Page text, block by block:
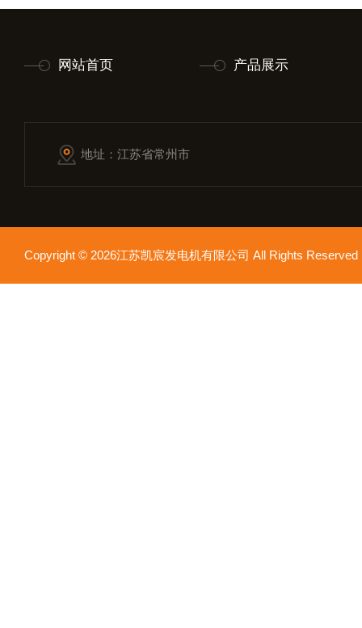
网站首页 产品展示
地址：江苏省常州市
Copyright © 2026江苏凯宸发电机有限公司 All Rights